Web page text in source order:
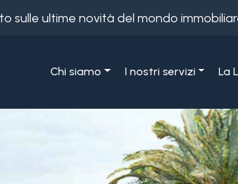
sulle ultime novità del mondo
Chi siamo I nostri servizi La